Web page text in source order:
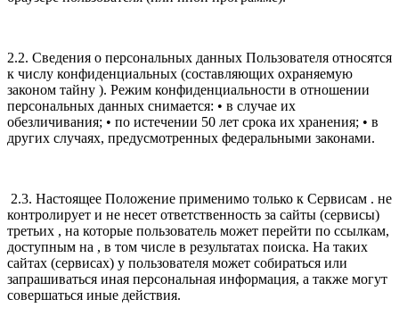
2.2. Сведения о персональных данных Пользователя относятся
к числу конфиденциальных (составляющих охраняемую
законом тайну ). Режим конфиденциальности в отношении
персональных данных снимается: • в случае их
обезличивания; • по истечении 50 лет срока их хранения; • в
других случаях, предусмотренных федеральными законами.
2.3. Настоящее Положение применимо только к Сервисам . не
контролирует и не несет ответственность за сайты (сервисы)
третьих , на которые пользователь может перейти по ссылкам,
доступным на , в том числе в результатах поиска. На таких
сайтах (сервисах) у пользователя может собираться или
запрашиваться иная персональная информация, а также могут
совершаться иные действия.